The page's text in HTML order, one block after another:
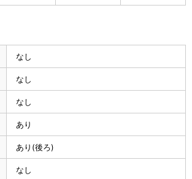
なし
なし
なし
あり
あり(後ろ)
なし